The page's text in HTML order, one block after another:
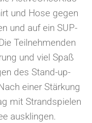
und Hose gegen
und auf ein SUP-
Teilnehmenden
und viel Spaß
des Stand-up-
einer Stärkung
mit Strandspielen
ausklingen.